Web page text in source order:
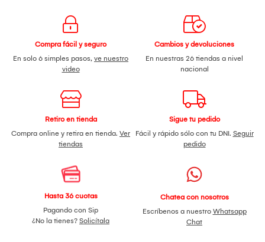
Compra fácil y seguro
En solo 6 simples pasos, ve nuestro
video
Cambios y devoluciones
En nuestras 26 tiendas a nivel
nacional
Retiro en tienda
Compra online y retira en tienda. Ver
tiendas
Sigue tu pedido
Fácil y rápido sólo con tu DNI. Seguir
pedido
Hasta 36 cuotas
Pagando con Sip
¿No la tienes? Solicítala
Chatea con nosotros
Escríbenos a nuestro Whatsapp
Chat